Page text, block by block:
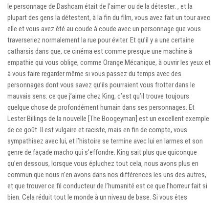
le personnage de Dashcam était de l’aimer ou de la détester. , et la
plupart des gens la détestent, à la fin du film, vous avez fait un tour avec
elle et vous avez été au coude à coude avec un personnage que vous
traverseriez normalement la rue pour éviter. Et qu’il y a une certaine
catharsis dans que, ce cinéma est comme presque une machine à
empathie qui vous oblige, comme Orange Mécanique, à ouvrir les yeux et
à vous faire regarder même si vous passez du temps avec des
personnages dont vous savez qu’ils pourraient vous frotter dans le
mauvais sens. ce que j’aime chez King, c’est qu’il trouve toujours
quelque chose de profondément humain dans ses personnages. Et
Lester Billings de la nouvelle [The Boogeyman] est un excellent exemple
de ce goût. Il est vulgaire et raciste, mais en fin de compte, vous
sympathisez avec lui, et l’histoire se termine avec lui en larmes et son
genre de façade macho qui s’effondre. King sait plus que quiconque
qu’en dessous, lorsque vous épluchez tout cela, nous avons plus en
commun que nous n’en avons dans nos différences les uns des autres,
et que trouver ce fil conducteur de l’humanité est ce que l’horreur fait si
bien. Cela réduit tout le monde à un niveau de base. Si vous êtes